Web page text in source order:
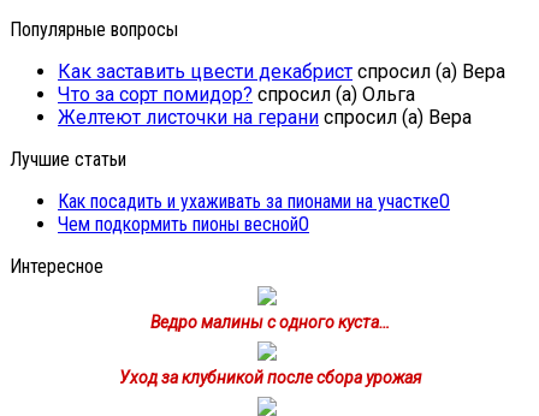
Популярные вопросы
Как заставить цвести декабрист спросил (а) Вера
Что за сорт помидор? спросил (а) Ольга
Желтеют листочки на герани спросил (а) Вера
Лучшие статьи
Как посадить и ухаживать за пионами на участке0
Чем подкормить пионы весной0
Интересное
Ведро малины с одного куста…
Уход за клубникой после сбора урожая